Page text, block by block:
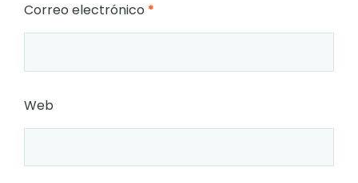
Correo electrónico *
Web